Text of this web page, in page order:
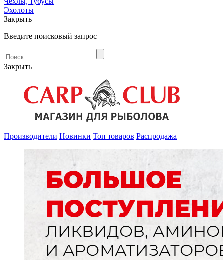
Эхолоты
Закрыть
Введите поисковый запрос
Закрыть
Производители Новинки Топ товаров Распродажа